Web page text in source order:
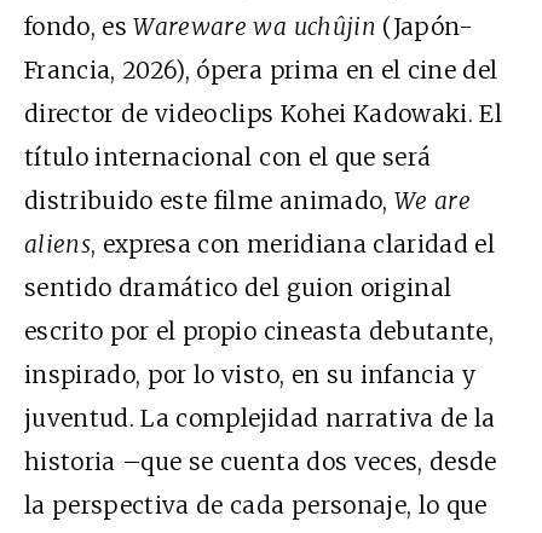
fondo, esWareware wa uchûjin (Japón-
Francia, 2026), ópera prima en el cine del
director de videoclips Kohei Kadowaki. El
título internacional con el que será
distribuido este filme animado, We are
aliens, expresa con meridiana claridad el
sentido dramático del guion original
escrito por el propio cineasta debutante,
inspirado, por lo visto, en su infancia y
juventud. La complejidad narrativa de la
historia –que se cuenta dos veces, desde
la perspectiva de cada personaje, lo que